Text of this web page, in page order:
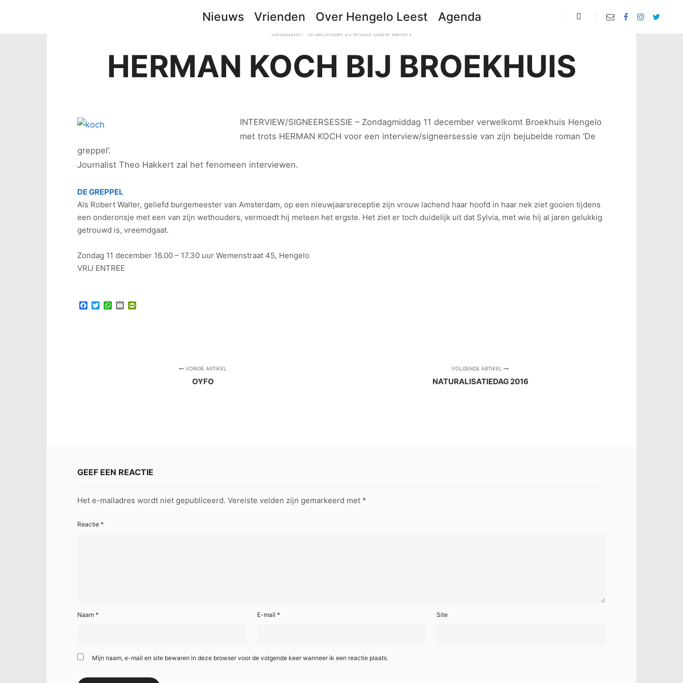
Nieuws Vrienden Over Hengelo Leest Agenda
Geüpdatet: 16 december 2016 door Diane Wevers
HERMAN KOCH BIJ BROEKHUIS
INTERVIEW/SIGNEERSESSIE – Zondagmiddag 11 december verwelkomt Broekhuis Hengelo
met trots HERMAN KOCH voor een interview/signeersessie van zijn bejubelde roman ‘De
greppel’.
Journalist Theo Hakkert zal het fenomeen interviewen.
DE GREPPEL
Als Robert Walter, geliefd burgemeester van Amsterdam, op een nieuwjaarsreceptie zijn vrouw lachend haar hoofd in haar nek ziet gooien tijdens
een onderonsje met een van zijn wethouders, vermoedt hij meteen het ergste. Het ziet er toch duidelijk uit dat Sylvia, met wie hij al jaren gelukkig
getrouwd is, vreemdgaat.
Zondag 11 december 16.00 – 17.30 uur Wemenstraat 45, Hengelo
VRIJ ENTREE
Facebook
TwitterWhatsApp
Email
VORIGE ARTIKEL
OYFO
VOLGENDE ARTIKEL
NATURALISATIEDAG 2016
GEEF EEN REACTIE
Het e-mailadres wordt niet gepubliceerd. Vereiste velden zijn gemarkeerd met *
Reactie *
Naam * E-mail * Site
Mijn naam, e-mail en site bewaren in deze browser voor de volgende keer wanneer ik een reactie plaats.